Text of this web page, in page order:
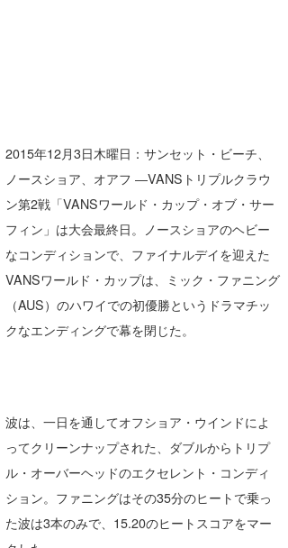
2015年12月3日木曜日：サンセット・ビーチ、
ノースショア、オアフ ―VANSトリプルクラウ
ン第2戦「VANSワールド・カップ・オブ・サー
フィン」は大会最終日。ノースショアのヘビー
なコンディションで、ファイナルデイを迎えた
VANSワールド・カップは、ミック・ファニング
（AUS）のハワイでの初優勝というドラマチッ
クなエンディングで幕を閉じた。
波は、一日を通してオフショア・ウインドによ
ってクリーンナップされた、ダブルからトリプ
ル・オーバーヘッドのエクセレント・コンディ
ション。ファニングはその35分のヒートで乗っ
た波は3本のみで、15.20のヒートスコアをマー
ライター/寄稿メディア
Core Surf Japan
Naoya Kimoto
Yasunari Inoue
DELTA FORCE SURF
CBA Films
熊谷素子
メディア
Colors MAGAZINE
福島寿実子
進士剛光
田原啓江
植村未来
波伝説スタッフ
Aichan
chan-U
ECE